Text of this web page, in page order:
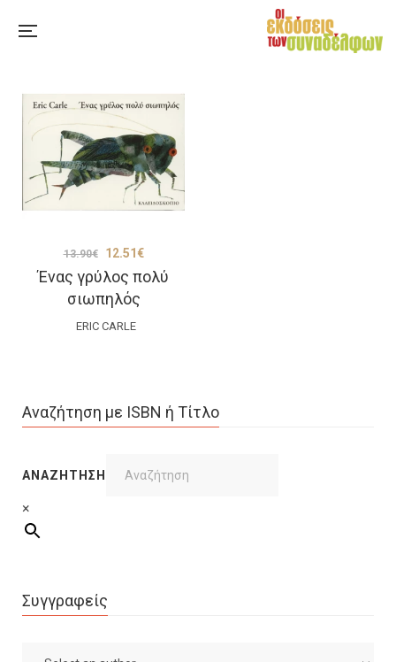
Ένας γρύλος πολύ
σιωπηλός
13.90€
Original
price
was:
13.90€.
12.51 €Η
τρέχουσα
ERIC CARLE
Αναζήτηση με ISBN ή Τίτλο
ΑΝΑΖΉΤΗΣΗ
×
Συγγραφείς